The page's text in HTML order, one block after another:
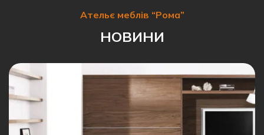
Ательє меблів “Рома”
НОВИНИ